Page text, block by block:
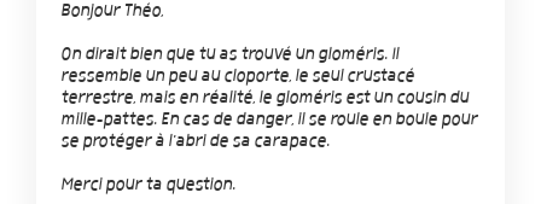
Bonjour Théo,
On dirait bien que tu as trouvé un gloméris. Il
ressemble un peu au cloporte, le seul crustacé
terrestre, mais en réalité, le gloméris est un cousin du
mille-pattes. En cas de danger, il se roule en boule pour
se protéger à l'abri de sa carapace.
Merci pour ta question.